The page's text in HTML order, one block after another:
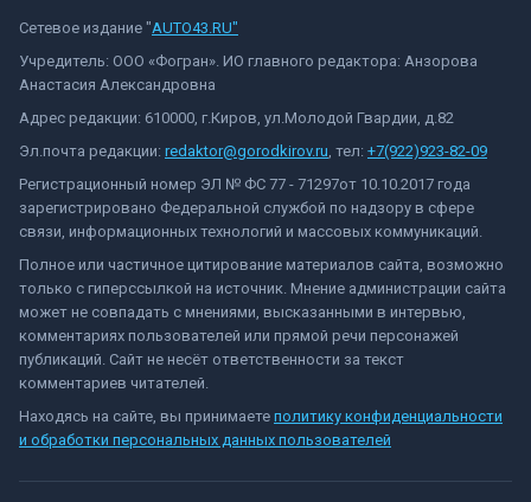
Сетевое издание "AUTO43.RU"
Учредитель: ООО «Фогран». ИО главного редактора: Анзорова
Анастасия Александровна
Адрес редакции: 610000, г.Киров, ул.Молодой Гвардии, д.82
Эл.почта редакции: redaktor@gorodkirov.ru, тел: +7(922)923-82-09
Регистрационный номер ЭЛ № ФС 77 - 71297от 10.10.2017 года
зарегистрировано Федеральной службой по надзору в сфере
связи, информационных технологий и массовых коммуникаций.
Полное или частичное цитирование материалов сайта, возможно
только с гиперссылкой на источник. Мнение администрации сайта
может не совпадать с мнениями, высказанными в интервью,
комментариях пользователей или прямой речи персонажей
публикаций. Сайт не несёт ответственности за текст
комментариев читателей.
Находясь на сайте, вы принимаете политику конфиденциальности
и обработки персональных данных пользователей